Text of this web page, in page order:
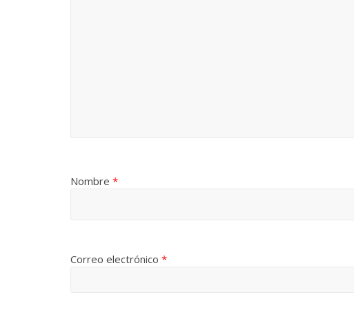
Nombre *
Correo electrónico *